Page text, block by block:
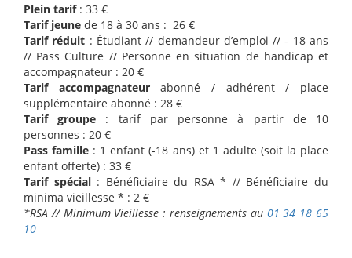
Plein tarif: 33 €
Tarif jeune de 18 à 30 ans : 26 €
Tarif réduit : Étudiant // demandeur d’emploi // - 18 ans
// Pass Culture // Personne en situation de handicap et
accompagnateur : 20 €
Tarif accompagnateurabonné / adhérent / place
supplémentaire abonné : 28 €
Tarif groupe : tarif par personne à partir de 10
personnes : 20 €
Pass famille : 1 enfant (-18 ans) et 1 adulte (soit la place
enfant offerte) : 33 €
Tarif spécial: Bénéficiaire du RSA * // Bénéficiaire du
minima vieillesse * : 2 €
*RSA // Minimum Vieillesse : renseignements au 01 34 18 65
10